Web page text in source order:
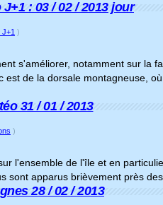
: 03 / 02 / 2013 jour
)
s'améliorer, notamment sur la
est de la dorsale montagneuse,
31 / 01 / 2013
)
l'ensemble de l'île et en
sont apparus brièvement près
28 / 02 / 2013